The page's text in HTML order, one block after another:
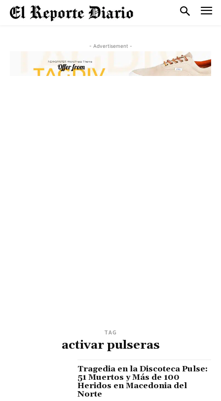
- Advertisement -
TAG
activar pulseras
Tragedia en la Discoteca Pulse:
51 Muertos y Más de 100
Heridos en Macedonia del
Norte